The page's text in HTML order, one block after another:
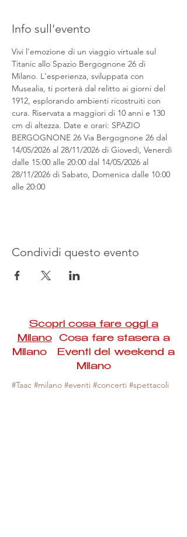
Info sull'evento
Vivi l'emozione di un viaggio virtuale sul
Titanic allo Spazio Bergognone 26 di
Milano. L'esperienza, sviluppata con
Musealia, ti porterà dal relitto ai giorni del
1912, esplorando ambienti ricostruiti con
cura. Riservata a maggiori di 10 anni e 130
cm di altezza. Date e orari: SPAZIO
BERGOGNONE 26 Via Bergognone 26 dal
14/05/2026 al 28/11/2026 di Giovedì, Venerdì
dalle 15:00 alle 20:00 dal 14/05/2026 al
28/11/2026 di Sabato, Domenica dalle 10:00
alle 20:00
Condividi questo evento
Scopri cosa fare oggi a
MilanoCosa fare stasera a
Milano Eventi del weekend a
Milano
#Taac #milano #eventi #concerti #spettacoli